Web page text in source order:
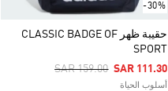
-30%
حقيبة ظهر CLASSIC BADGE OF
SPORT
Price Reduced From
SAR 159.00ToSAR 111.30
أسلوب الحياة